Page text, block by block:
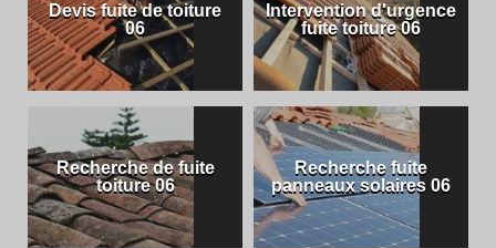
Devis fuite de toiture
06
Intervention d'urgence
fuite toiture 06
Recherche de fuite
toiture 06
Recherche fuite
panneaux solaires 06